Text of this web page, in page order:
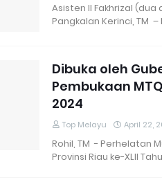
Asisten II Fakhrizal
Pangkalan Kerinci, TM
Dibuka oleh
Pembukaan
2024
Top Melayu April 22,
Rohil, TM - Perhelatan
Provinsi Riau ke-XLII